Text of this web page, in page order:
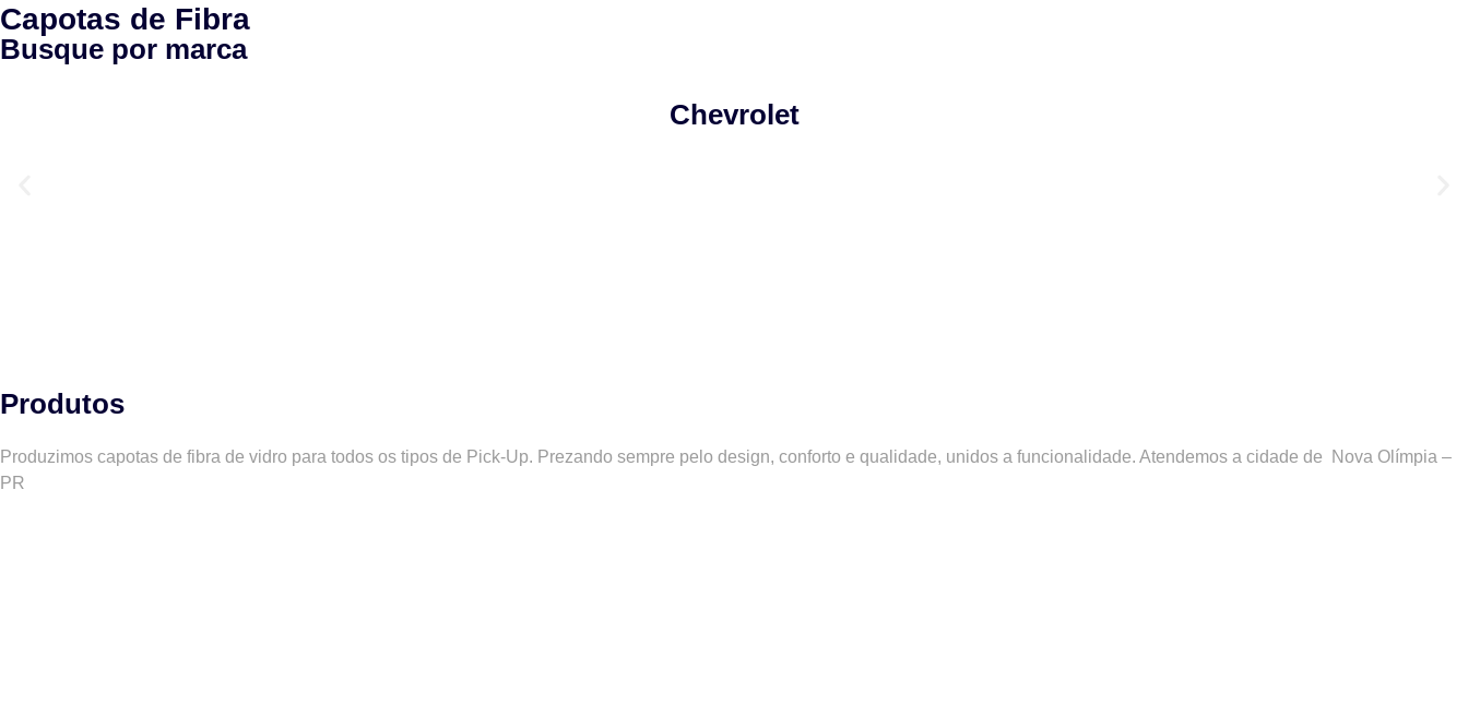
Capotas de Fibra
Busque por marca
Chevrolet
Produtos
Produzimos capotas de fibra de vidro para todos os tipos de Pick-Up. Prezando sempre pelo design, conforto e qualidade, unidos a funcionalidade. Atendemos a cidade de
Nova Olímpia –
PR